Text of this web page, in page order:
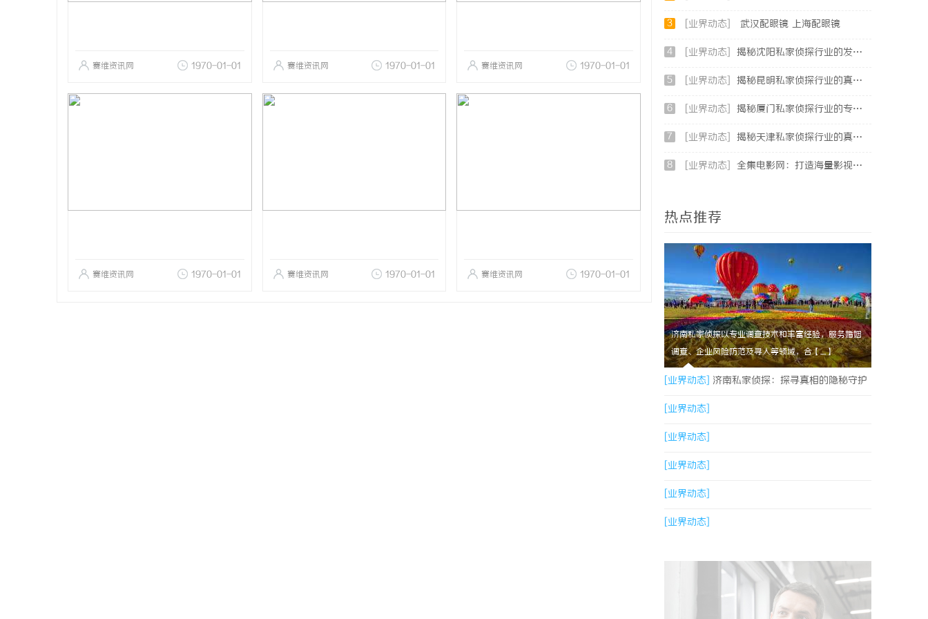
赛维资讯网 1970-01-01 赛维资讯网 1970-01-01 赛维资讯网 1970-01-01
赛维资讯网 1970-01-01 赛维资讯网 1970-01-01 赛维资讯网 1970-01-01
3 [业界动态] 武汉配眼镜 上海配眼镜
4 [业界动态] 揭秘沈阳私家侦探行业的发展与现实应用
5 [业界动态] 揭秘昆明私家侦探行业的真实面貌与服务价值
6 [业界动态] 揭秘厦门私家侦探行业的专业服务与发展趋势
7 [业界动态] 揭秘天津私家侦探行业的真实面貌与服务优势
8 [业界动态] 全集电影网：打造海量影视资源的优质观影平台
热点推荐
济南私家侦探以专业调查技术和丰富经验，服务婚姻
调查、企业风险防范及寻人等领域，合【....】
[业界动态] 济南私家侦探：探寻真相的隐秘守护
者[业界动态]
[业界动态]
[业界动态]
[业界动态]
[业界动态]